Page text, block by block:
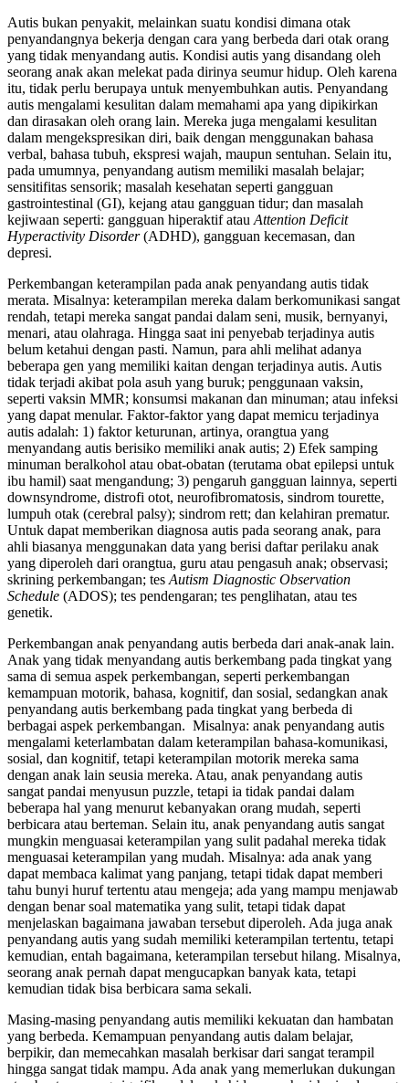
Autis bukan penyakit, melainkan suatu kondisi dimana otak
penyandangnya bekerja dengan cara yang berbeda dari otak orang
yang tidak menyandang autis. Kondisi autis yang disandang oleh
seorang anak akan melekat pada dirinya seumur hidup. Oleh karena
itu, tidak perlu berupaya untuk menyembuhkan autis. Penyandang
autis mengalami kesulitan dalam memahami apa yang dipikirkan
dan dirasakan oleh orang lain. Mereka juga mengalami kesulitan
dalam mengekspresikan diri, baik dengan menggunakan bahasa
verbal, bahasa tubuh, ekspresi wajah, maupun sentuhan. Selain itu,
pada umumnya, penyandang autism memiliki masalah belajar;
sensitifitas sensorik; masalah kesehatan seperti gangguan
gastrointestinal (GI), kejang atau gangguan tidur; dan masalah
kejiwaan seperti: gangguan hiperaktif atau Attention Deficit
Hyperactivity Disorder(ADHD), gangguan kecemasan, dan
depresi.
Perkembangan keterampilan pada anak penyandang autis tidak
merata. Misalnya: keterampilan mereka dalam berkomunikasi sangat
rendah, tetapi mereka sangat pandai dalam seni, musik, bernyanyi,
menari, atau olahraga. Hingga saat ini penyebab terjadinya autis
belum ketahui dengan pasti. Namun, para ahli melihat adanya
beberapa gen yang memiliki kaitan dengan terjadinya autis. Autis
tidak terjadi akibat pola asuh yang buruk; penggunaan vaksin,
seperti vaksin MMR; konsumsi makanan dan minuman; atau infeksi
yang dapat menular. Faktor-faktor yang dapat memicu terjadinya
autis adalah: 1) faktor keturunan, artinya, orangtua yang
menyandang autis berisiko memiliki anak autis; 2) Efek samping
minuman beralkohol atau obat-obatan (terutama obat epilepsi untuk
ibu hamil) saat mengandung; 3) pengaruh gangguan lainnya, seperti
downsyndrome, distrofi otot, neurofibromatosis, sindrom tourette,
lumpuh otak (cerebral palsy); sindrom rett; dan kelahiran prematur.
Untuk dapat memberikan diagnosa autis pada seorang anak, para
ahli biasanya menggunakan data yang berisi daftar perilaku anak
yang diperoleh dari orangtua, guru atau pengasuh anak; observasi;
skrining perkembangan; tes Autism Diagnostic Observation
Schedule (ADOS); tes pendengaran; tes penglihatan, atau tes
genetik.
Perkembangan anak penyandang autis berbeda dari anak-anak lain.
Anak yang tidak menyandang autis berkembang pada tingkat yang
sama di semua aspek perkembangan, seperti perkembangan
kemampuan motorik, bahasa, kognitif, dan sosial, sedangkan anak
penyandang autis berkembang pada tingkat yang berbeda di
berbagai aspek perkembangan. Misalnya: anak penyandang autis
mengalami keterlambatan dalam keterampilan bahasa-komunikasi,
sosial, dan kognitif, tetapi keterampilan motorik mereka sama
dengan anak lain seusia mereka. Atau, anak penyandang autis
sangat pandai menyusun puzzle, tetapi ia tidak pandai dalam
beberapa hal yang menurut kebanyakan orang mudah, seperti
berbicara atau berteman. Selain itu, anak penyandang autis sangat
mungkin menguasai keterampilan yang sulit padahal mereka tidak
menguasai keterampilan yang mudah. Misalnya: ada anak yang
dapat membaca kalimat yang panjang, tetapi tidak dapat memberi
tahu bunyi huruf tertentu atau mengeja; ada yang mampu menjawab
dengan benar soal matematika yang sulit, tetapi tidak dapat
menjelaskan bagaimana jawaban tersebut diperoleh. Ada juga anak
penyandang autis yang sudah memiliki keterampilan tertentu, tetapi
kemudian, entah bagaimana, keterampilan tersebut hilang. Misalnya,
seorang anak pernah dapat mengucapkan banyak kata, tetapi
kemudian tidak bisa berbicara sama sekali.
Masing-masing penyandang autis memiliki kekuatan dan hambatan
yang berbeda. Kemampuan penyandang autis dalam belajar,
berpikir, dan memecahkan masalah berkisar dari sangat terampil
hingga sangat tidak mampu. Ada anak yang memerlukan dukungan